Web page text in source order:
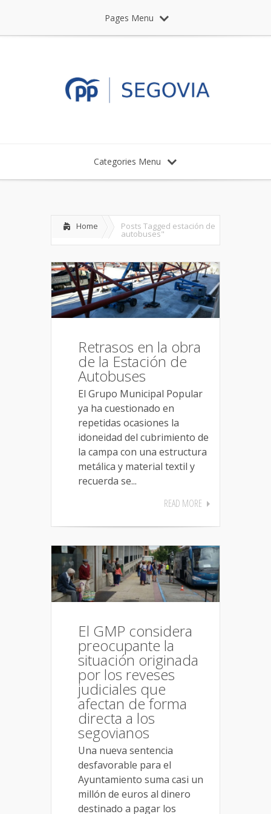
Pages Menu
Categories Menu
Home Posts Tagged estación de
autobuses"
Retrasos en la obra
de la Estación de
Autobuses
El Grupo Municipal Popular
ya ha cuestionado en
repetidas ocasiones la
idoneidad del cubrimiento de
la campa con una estructura
metálica y material textil y
recuerda se...
READ MORE
El GMP considera
preocupante la
situación originada
por los reveses
judiciales que
afectan de forma
directa a los
segovianos
Una nueva sentencia
desfavorable para el
Ayuntamiento suma casi un
millón de euros al dinero
destinado a pagar los